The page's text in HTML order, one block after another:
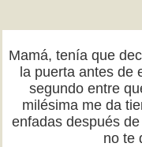
Mamá, tenía que
la puerta antes de
segundo entre
milésima me da
enfadas después
no te